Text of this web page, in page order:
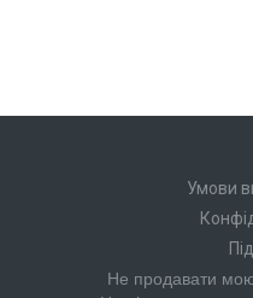
Умови
Не продавати